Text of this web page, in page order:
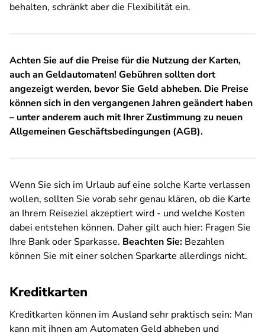
behalten, schränkt aber die Flexibilität ein.
Achten Sie auf die Preise für die Nutzung der Karten,
auch an Geldautomaten! Gebühren sollten dort
angezeigt werden, bevor Sie Geld abheben. Die Preise
können sich in den vergangenen Jahren geändert haben
– unter anderem auch mit Ihrer Zustimmung zu neuen
Allgemeinen Geschäftsbedingungen (AGB).
Wenn Sie sich im Urlaub auf eine solche Karte verlassen
wollen, sollten Sie vorab sehr genau klären, ob die Karte
an Ihrem Reiseziel akzeptiert wird - und welche Kosten
dabei entstehen können. Daher gilt auch hier: Fragen Sie
Ihre Bank oder Sparkasse. Beachten Sie: Bezahlen
können Sie mit einer solchen Sparkarte allerdings nicht.
Kreditkarten
Kreditkarten können im Ausland sehr praktisch sein: Man
kann mit ihnen am Automaten Geld abheben und